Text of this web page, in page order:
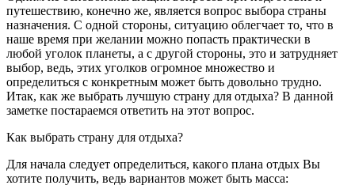
путешествию, конечно же, является вопрос выбора страны
назначения. С одной стороны, ситуацию облегчает то, что в
наше время при желании можно попасть практически в
любой уголок планеты, а с другой стороны, это и затрудняет
выбор, ведь, этих уголков огромное множество и
определиться с конкретным может быть довольно трудно.
Итак, как же выбрать лучшую страну для отдыха? В данной
заметке постараемся ответить на этот вопрос.
Как выбрать страну для отдыха?
Для начала следует определиться, какого плана отдых Вы
хотите получить, ведь вариантов может быть масса: